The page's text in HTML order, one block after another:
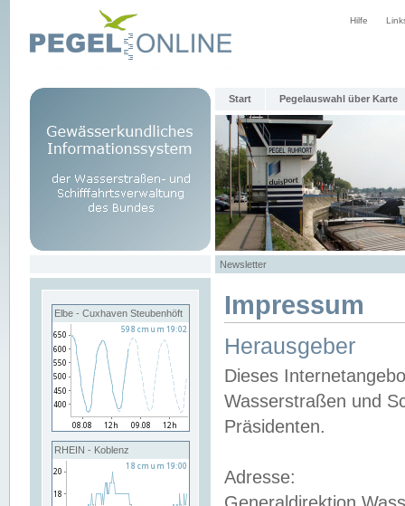
Hilfe
Start Pegelauswahl über Karte
Newsletter
Elbe - Cuxhaven Steubenhöft
RHEIN - Koblenz
Impressum
Herausgeber
Dieses
Wasserstraßen und
Präsidenten.
Adresse: